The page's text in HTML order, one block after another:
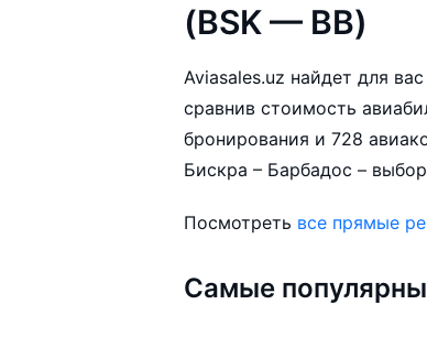
(BSK — BB)
Aviasales.uz найдет для
сравнив стоимость
бронирования и 728
Бискра – Барбадос –
Посмотреть все прямые
Самые